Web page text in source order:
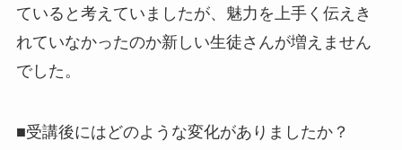
ていると考えてい ましたが、魅力を上手く伝えき
れていなかったのか新しい生徒さんが増えません
でした 。
■受講後にはどのような変化がありましたか？